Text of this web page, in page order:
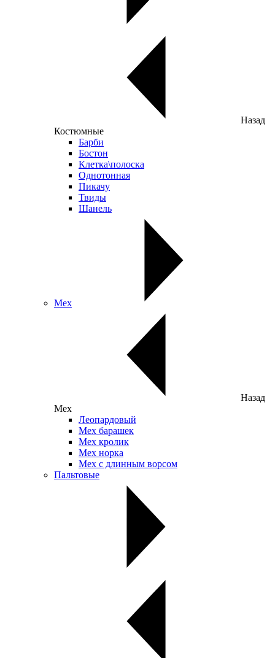
Назад
Костюмные
Барби
Бостон
Клетка\полоска
Однотонная
Пикачу
Твиды
Шанель
Мех
Назад
Мех
Леопардовый
Мех барашек
Мех кролик
Мех норка
Мех с длинным ворсом
Пальтовые